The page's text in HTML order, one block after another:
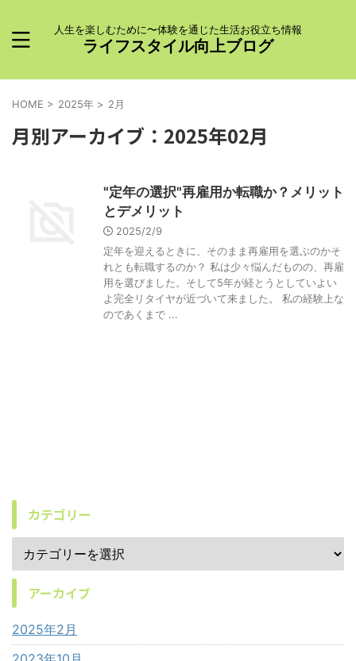
人生を楽しむために〜体験を通じた生活お役立ち情報
ライフスタイル向上ブログ
HOME > 2025年 > 2月
月別アーカイブ：2025年02月
"定年の選択"再雇用か転職か？メリット
とデメリット
2025/2/9
定年を迎えるときに、そのまま再雇用を選ぶのかそ
れとも転職するのか？ 私は少々悩んだものの、再雇
用を選びました。そして5年が経とうとしていよい
よ完全リタイヤが近づいて来ました。 私の経験上な
のであくまで ...
カテゴリー
アーカイブ
2025年2月